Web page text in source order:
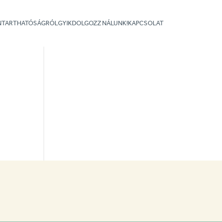
GYIKDOLGOZZ NÁLUNK!KAPCSOLAT